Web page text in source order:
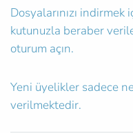
Dosyalarınızı
kutunuzla beraber
oturum açın.
Yeni üyelikler sadece
verilmektedir.